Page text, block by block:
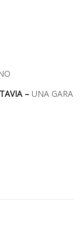
– UNA GARA